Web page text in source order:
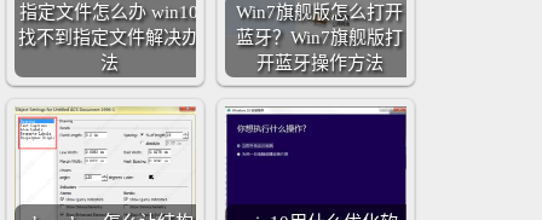
指定文件怎么办 win10
找不到指定文件解决办
法
Win7旗舰版怎么打开
蓝牙？Win7旗舰版打
开蓝牙操作方法